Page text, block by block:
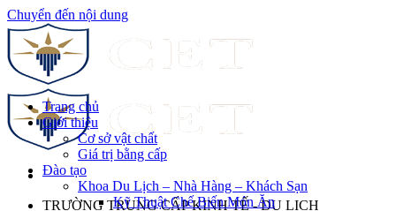
Chuyển đến nội dung
TRƯỜNG TRUNG CẤP KINH TẾ - DU LỊCH
Trang chủ
Giới thiệu
Cơ sở vật chất
Giá trị bằng cấp
Đào tạo
Khoa Du Lịch – Nhà Hàng – Khách Sạn
Kỹ Thuật Chế Biến Món Ăn